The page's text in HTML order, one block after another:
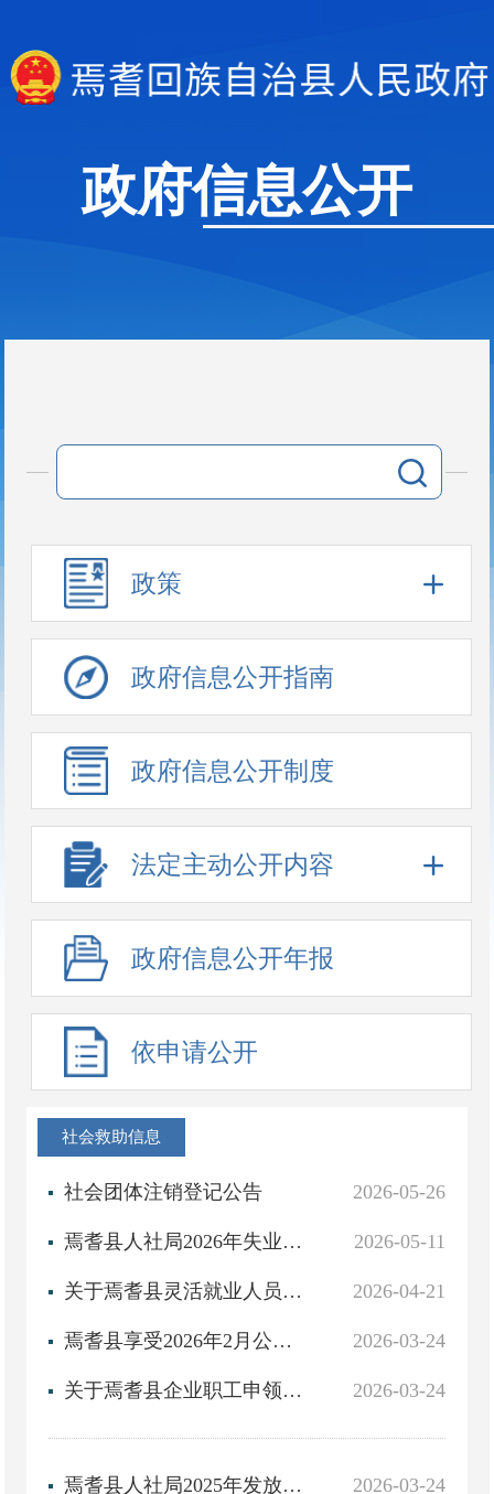
政府信息公开
政策
政府信息公开指南
政府信息公开制度
法定主动公开内容
政府信息公开年报
依申请公开
社会救助信息
2026-05-26
社会团体注销登记公告
2026-05-11
焉耆县人社局2026年失业保险技能提升补贴公示
2026-04-21
关于焉耆县灵活就业人员退休的公示
2026-03-24
焉耆县享受2026年2月公益性岗位岗位补贴社保补贴人员名单公示
2026-03-24
关于焉耆县企业职工申领病残津贴的公示
2026-03-24
焉耆县人社局2025年发放第四批企业稳岗补贴公示